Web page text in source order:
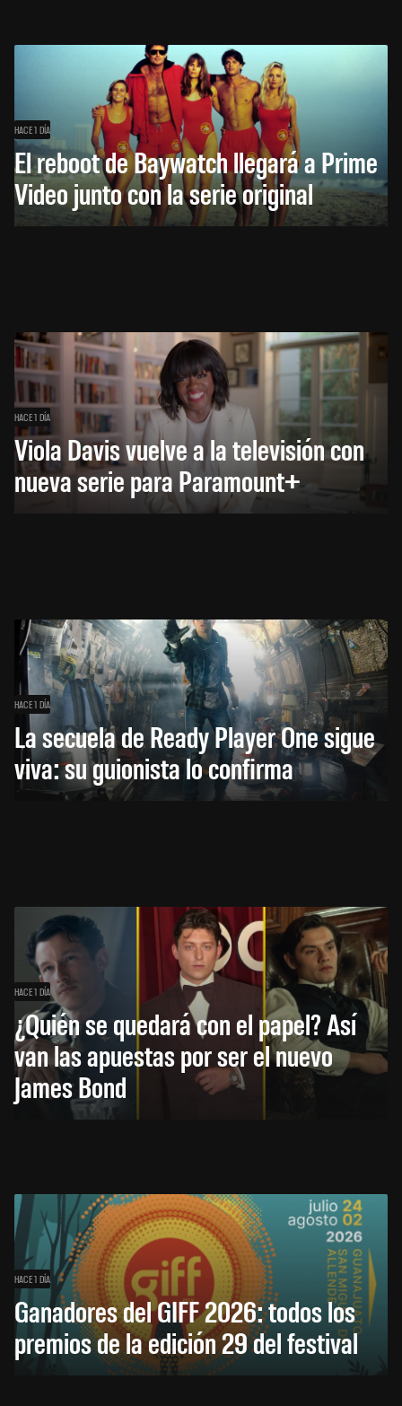
HACE 1 DÍA
El reboot de Baywatch llegará a Prime
Video junto con la serie original
HACE 1 DÍA
Viola Davis vuelve a la televisión con
nueva serie para Paramount+
HACE 1 DÍA
La secuela de Ready Player One sigue
viva: su guionista lo confirma
HACE 1 DÍA
¿Quién se quedará con el papel? Así
van las apuestas por ser el nuevo
James Bond
HACE 1 DÍA
Ganadores del GIFF 2026: todos los
premios de la edición 29 del festival